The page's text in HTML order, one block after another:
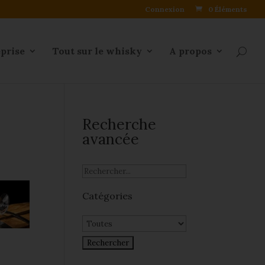
Connexion 0 Éléments
Tout sur le whisky A propos
Recherche
avancée
Catégories